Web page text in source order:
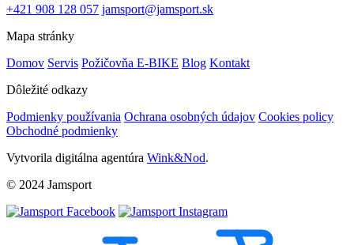
+421 908 128 057 jamsport@jamsport.sk
Mapa stránky
Domov Servis Požičovňa E-BIKE Blog Kontakt
Dôležité odkazy
Podmienky používania Ochrana osobných údajov Cookies policy
Obchodné podmienky
Vytvorila digitálna agentúra Wink&Nod.
© 2024 Jamsport